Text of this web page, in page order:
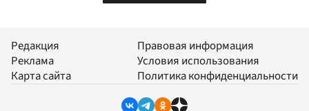
Редакция
Реклама
Карта сайта
Правовая информация
Условия использования
Политика конфиденциальности